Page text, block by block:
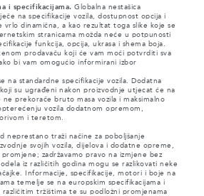
i specifikacijama. Globalna nestašica
na specifikacije vozila, dostupnost opcija i
vrlo dinamična, a kao rezultat toga slike koje se
stranicama možda neće u potpunosti
funkcija, opcija, ukrasa i shema boja.
prodavaču koji će vam moći potvrditi sva
bi vam omogućio informirani izbor
na standardne specifikacije vozila. Dodatna
su ugrađeni nakon proizvodnje utjecat će na
prekorače bruto masa vozila i maksimalno
vozila dodatnom opremom,
i teretom.
neprestano traži načine za poboljšanje
svojih vozila, dijelova i dodatne opreme,
zadržavamo pravo na izmjene bez
iz različitih godina mogu se razlikovati neke
Informacije, specifikacije, motori i boje na
temelje se na europskim specifikacijama i
tržištima te su podložni promjenama